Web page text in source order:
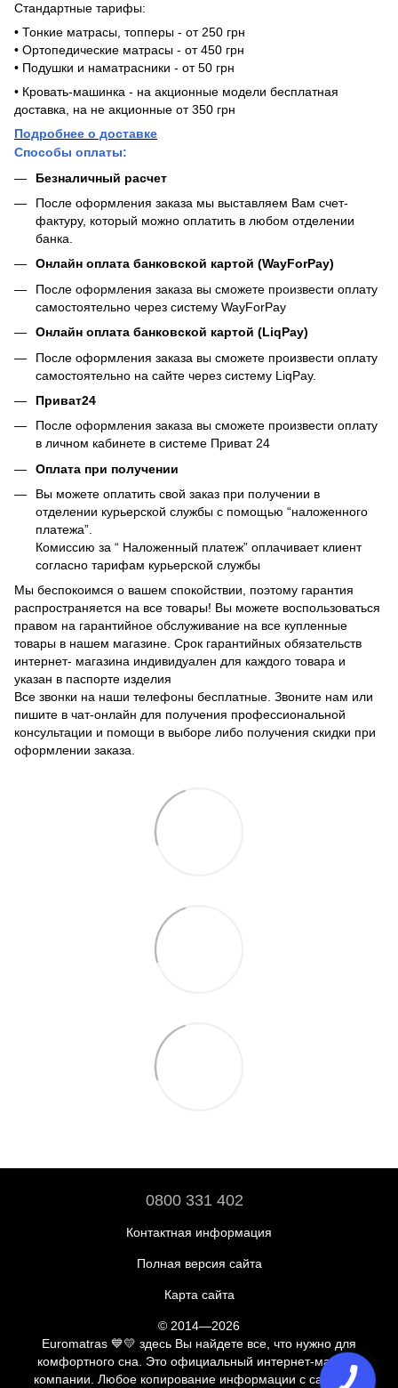
Стандартные тарифы:
• Тонкие матрасы, топперы - от 250 грн
• Ортопедические матрасы - от 450 грн
• Подушки и наматрасники - от 50 грн
• Кровать-машинка - на акционные модели бесплатная
доставка, на не акционные от 350 грн
Подробнее о доставке
Способы оплаты:
Безналичный расчет
После оформления заказа мы выставляем Вам счет-
фактуру, который можно оплатить в любом отделении
банка.
Онлайн оплата банковской картой (WayForPay)
После оформления заказа вы сможете произвести оплату
самостоятельно через систему WayForPay
Онлайн оплата банковской картой (LiqPay)
После оформления заказа вы сможете произвести оплату
самостоятельно на сайте через систему LiqPay.
Приват24
После оформления заказа вы сможете произвести оплату
в личном кабинете в системе Приват 24
Оплата при получении
Вы можете оплатить свой заказ при получении в
отделении курьерской службы с помощью “наложенного
платежа”.
Комиссию за “ Наложенный платеж” оплачивает клиент
согласно тарифам курьерской службы
Мы беспокоимся о вашем спокойствии, поэтому гарантия
распространяется на все товары! Вы можете воспользоваться
правом на гарантийное обслуживание на все купленные
товары в нашем магазине. Срок гарантийных обязательств
интернет- магазина индивидуален для каждого товара и
указан в паспорте изделия
Все звонки на наши телефоны бесплатные. Звоните нам или
пишите в чат-онлайн для получения профессиональной
консультации и помощи в выборе либо получения скидки при
оформлении заказа.
0800 331 402
Контактная информация
Полная версия сайта
Карта сайта
© 2014—2026
Euromatras 💙💛 здесь Вы найдете все, что нужно для
комфортного сна. Это официальный интернет-магазин
компании. Любое копирование информации с сайта без